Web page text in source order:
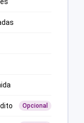
Opcional